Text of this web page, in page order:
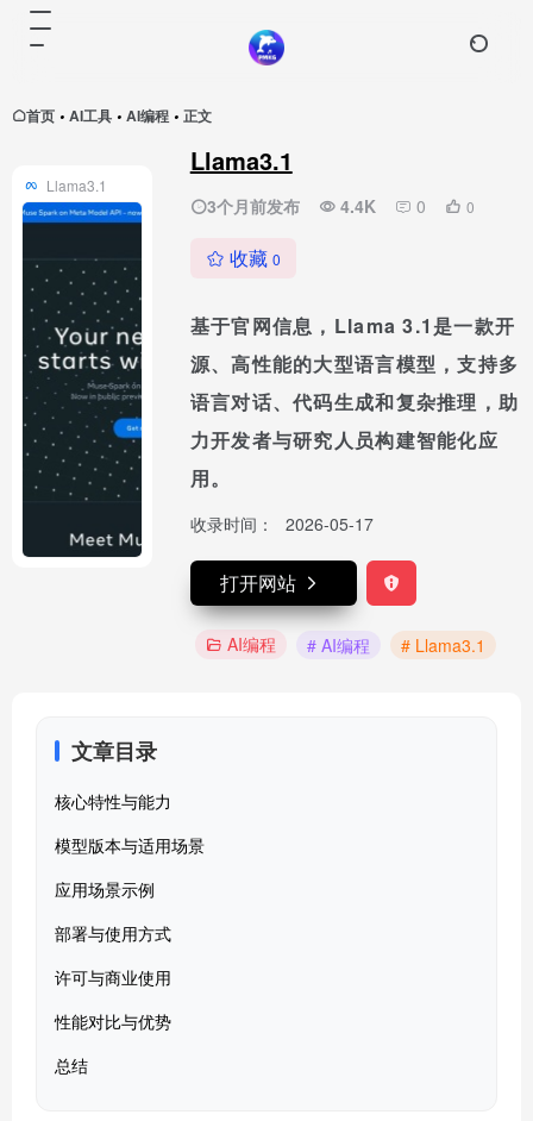
首页 • AI工具 • AI编程 • 正文
Llama3.1
3个月前发布 4.4K 0 0
收藏 0
基于官网信息，Llama 3.1是一款开
源、高性能的大型语言模型，支持多
语言对话、代码生成和复杂推理，助
力开发者与研究人员构建智能化应
用。
收录时间： 2026-05-17
打开网站
AI编程 # AI编程 # Llama3.1
Llama3.1
文章目录
核心特性与能力
模型版本与适用场景
应用场景示例
部署与使用方式
许可与商业使用
性能对比与优势
总结